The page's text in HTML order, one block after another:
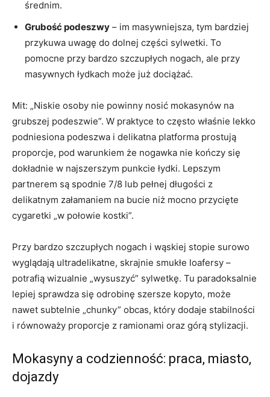
średnim.
Grubość podeszwy – im masywniejsza, tym bardziej
przykuwa uwagę do dolnej części sylwetki. To
pomocne przy bardzo szczupłych nogach, ale przy
masywnych łydkach może już dociążać.
Mit: „Niskie osoby nie powinny nosić mokasynów na
grubszej podeszwie”. W praktyce to często właśnie lekko
podniesiona podeszwa i delikatna platforma prostują
proporcje, pod warunkiem że nogawka nie kończy się
dokładnie w najszerszym punkcie łydki. Lepszym
partnerem są spodnie 7/8 lub pełnej długości z
delikatnym załamaniem na bucie niż mocno przycięte
cygaretki „w połowie kostki”.
Przy bardzo szczupłych nogach i wąskiej stopie surowo
wyglądają ultradelikatne, skrajnie smukłe loafersy –
potrafią wizualnie „wysuszyć” sylwetkę. Tu paradoksalnie
lepiej sprawdza się odrobinę szersze kopyto, może
nawet subtelnie „chunky” obcas, który dodaje stabilności
i równoważy proporcje z ramionami oraz górą stylizacji.
Mokasyny a codzienność: praca, miasto,
dojazdy